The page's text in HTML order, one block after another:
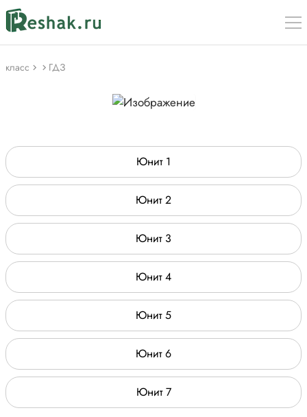
класс ГДЗ
Юнит 1
Юнит 2
Юнит 3
Юнит 4
Юнит 5
Юнит 6
Юнит 7